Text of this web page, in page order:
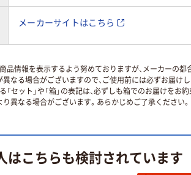
メーカーサイトはこちら
情報を表示するよう努めておりますが、メーカーの都
なる場合がございますので、ご使用前には必ずお届け
「セット」や「箱」の表記は、必ずしも箱でのお届けをお
異なる場合がございます。あらかじめご了承ください。
はこちらも検討されています